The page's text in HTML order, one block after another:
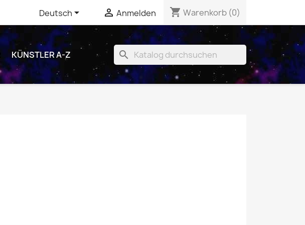
Deutsch  Anmelden shopping_cart Warenkorb (0)
KÜNSTLER A-Z search